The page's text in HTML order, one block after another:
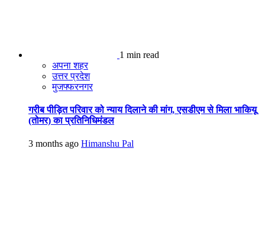
1 min read
अपना शहर
उत्तर प्रदेश
मुजफ्फरनगर
गरीब पीड़ित परिवार को न्याय दिलाने की मांग, एसडीएम से मिला भाकियू
(तोमर) का प्रतिनिधिमंडल
3 months ago Himanshu Pal